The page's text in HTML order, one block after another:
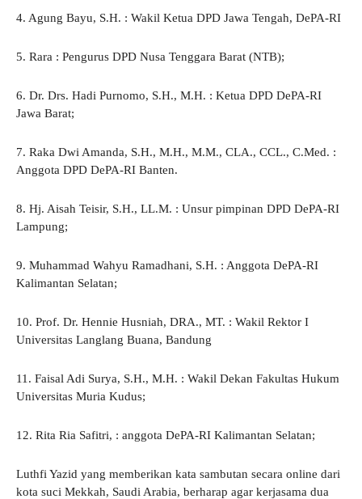
4. Agung Bayu, S.H. : Wakil Ketua DPD Jawa Tengah, DePA-RI
5. Rara : Pengurus DPD Nusa Tenggara Barat (NTB);
6. Dr. Drs. Hadi Purnomo, S.H., M.H. : Ketua DPD DePA-RI
Jawa Barat;
7. Raka Dwi Amanda, S.H., M.H., M.M., CLA., CCL., C.Med. :
Anggota DPD DePA-RI Banten.
8. Hj. Aisah Teisir, S.H., LL.M. : Unsur pimpinan DPD DePA-RI
Lampung;
9. Muhammad Wahyu Ramadhani, S.H. : Anggota DePA-RI
Kalimantan Selatan;
10. Prof. Dr. Hennie Husniah, DRA., MT. : Wakil Rektor I
Universitas Langlang Buana, Bandung
11. Faisal Adi Surya, S.H., M.H. : Wakil Dekan Fakultas Hukum
Universitas Muria Kudus;
12. Rita Ria Safitri, : anggota DePA-RI Kalimantan Selatan;
Luthfi Yazid yang memberikan kata sambutan secara online dari
kota suci Mekkah, Saudi Arabia, berharap agar kerjasama dua